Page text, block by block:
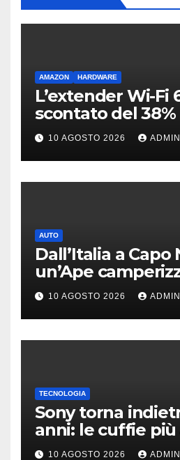
AMAZON HARDWARE
L’extender Wi-Fi
scontato del 38%
problema delle
10 AGOSTO 2026 ADMIN
AUTO
Dall’Italia a Capo
un’Ape
l’incredibile
Francesco
10 AGOSTO 2026 ADMIN
TECNOLOGIA
Sony torna
anni: le cuffie
potrebbero
10 AGOSTO 2026 ADMIN